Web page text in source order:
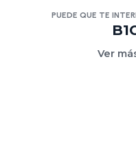
PUEDE QUE TE
Ver